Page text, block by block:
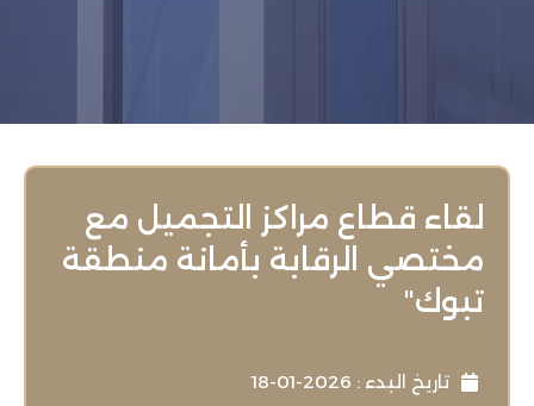
لقاء قطاع مراكز التجميل مع
مختصي الرقابة بأمانة منطقة
تبوك"
تاريخ البدء : 2026-01-18